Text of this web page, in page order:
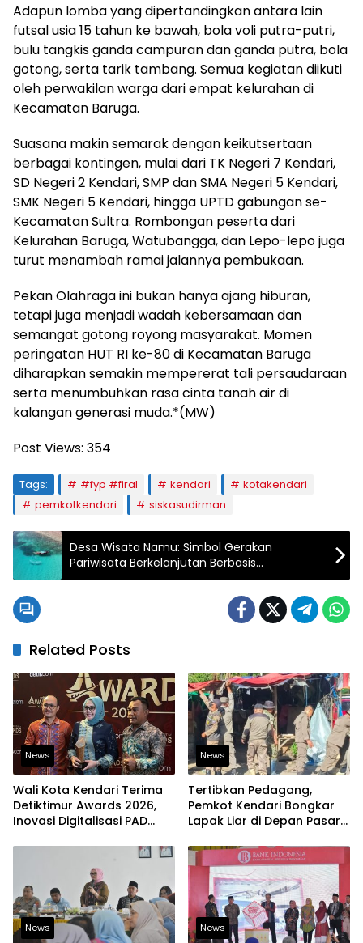
Adapun lomba yang dipertandingkan antara lain
futsal usia 15 tahun ke bawah, bola voli putra-putri,
bulu tangkis ganda campuran dan ganda putra, bola
gotong, serta tarik tambang. Semua kegiatan diikuti
oleh perwakilan warga dari empat kelurahan di
Kecamatan Baruga.
Suasana makin semarak dengan keikutsertaan
berbagai kontingen, mulai dari TK Negeri 7 Kendari,
SD Negeri 2 Kendari, SMP dan SMA Negeri 5 Kendari,
SMK Negeri 5 Kendari, hingga UPTD gabungan se-
Kecamatan Sultra. Rombongan peserta dari
Kelurahan Baruga, Watubangga, dan Lepo-lepo juga
turut menambah ramai jalannya pembukaan.
Pekan Olahraga ini bukan hanya ajang hiburan,
tetapi juga menjadi wadah kebersamaan dan
semangat gotong royong masyarakat. Momen
peringatan HUT RI ke-80 di Kecamatan Baruga
diharapkan semakin mempererat tali persaudaraan
serta menumbuhkan rasa cinta tanah air di
kalangan generasi muda.*(MW)
Post Views: 354
Tags: #fyp #firal kendari
kotakendari
pemkotkendari
siskasudirman
Desa Wisata Namu: Simbol Gerakan
Pariwisata Berkelanjutan Berbasis
Lingkungan dan Konservasi
Related Posts
News
Wali Kota Kendari Terima
Detiktimur Awards 2026,
Inovasi Digitalisasi PAD
News
Tertibkan Pedagang,
Pemkot Kendari Bongkar
Lapak Liar di Depan Pasar
News News